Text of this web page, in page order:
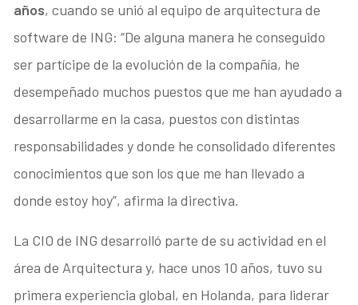
años, cuando se unió al equipo de arquitectura de
software de ING: “De alguna manera he conseguido
ser partícipe de la evolución de la compañía, he
desempeñado muchos puestos que me han ayudado a
desarrollarme en la casa, puestos con distintas
responsabilidades y donde he consolidado diferentes
conocimientos que son los que me han llevado a
donde estoy hoy”, afirma la directiva.
La CIO de ING desarrolló parte de su actividad en el
área de Arquitectura y, hace unos 10 años, tuvo su
primera experiencia global, en Holanda, para liderar